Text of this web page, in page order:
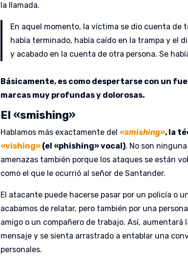
la llamada.
En aquel momento, la víctima se dio cuenta de
había terminado, había caído en la trampa y el
y acabado en la cuenta de otra persona. Se
Básicamente, es como despertarse con un
marcas muy profundas y dolorosas.
El «smishing»
Hablamos más exactamente del«smishing», la
«vishing» (el «phishing» vocal). No son
amenazas también porque los ataques se están
como el que le ocurrió al señor de Santander.
El atacante puede hacerse pasar por un policía o
acabamos de relatar, pero también por una
amigo o un compañero de trabajo. Así,
mensaje y se sienta arrastrado a entablar una
personales.